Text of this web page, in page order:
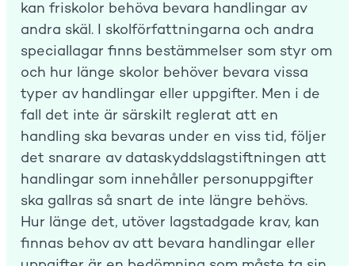
kan friskolor behöva bevara handlingar av
andra skäl. I skolförfattningarna och andra
speciallagar finns bestämmelser som styr om
och hur länge skolor behöver bevara vissa
typer av handlingar eller uppgifter. Men i de
fall det inte är särskilt reglerat att en
handling ska bevaras under en viss tid, följer
det snarare av dataskyddslagstiftningen att
handlingar som innehåller personuppgifter
ska gallras så snart de inte längre behövs.
Hur länge det, utöver lagstadgade krav, kan
finnas behov av att bevara handlingar eller